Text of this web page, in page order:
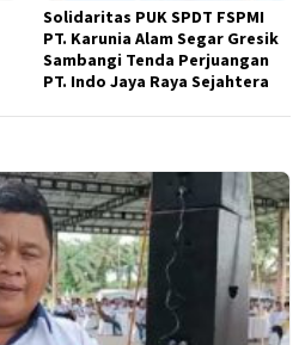
Solidaritas PUK SPDT FSPMI
PT. Karunia Alam Segar Gresik
Sambangi Tenda Perjuangan
PT. Indo Jaya Raya Sejahtera